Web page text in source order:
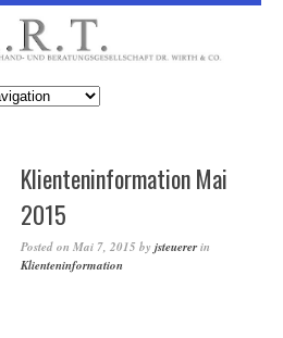
Klienteninformation Mai
2015
Posted on Mai 7, 2015 by jsteuererin
Klienteninformation